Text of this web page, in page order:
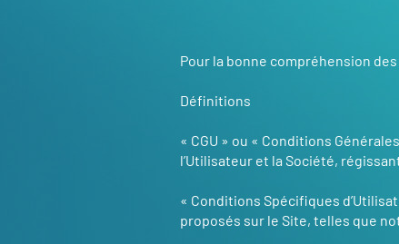
Pour la bonne compréhension
Définitions
« CGU » ou « Conditions
l’Utilisateur et la Société,
« Conditions Spécifiques
proposés sur le Site, telles que